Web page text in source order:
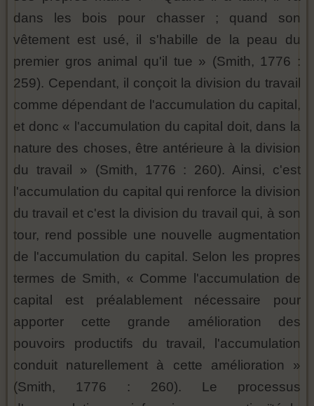
dans les bois pour chasser ; quand son
vêtement est usé, il s'habille de la peau du
premier gros animal qu'il tue » (Smith, 1776 :
259). Cependant, il conçoit la division du travail
comme dépendant de l'accumulation du capital,
et donc « l'accumulation du capital doit, dans la
nature des choses, être antérieure à la division
du travail » (Smith, 1776 : 260). Ainsi, c'est
l'accumulation du capital qui renforce la division
du travail et c'est la division du travail qui, à son
tour, rend possible une nouvelle augmentation
de l'accumulation du capital. Selon les propres
termes de Smith, « Comme l'accumulation de
capital est préalablement nécessaire pour
apporter cette grande amélioration des
pouvoirs productifs du travail, l'accumulation
conduit naturellement à cette amélioration »
(Smith, 1776 : 260). Le processus